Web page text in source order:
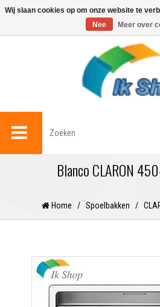
0
Blanco CLARON
Home / Spoelbakken /
Wij slaan cookies op om onze website te
Nee
Meer over